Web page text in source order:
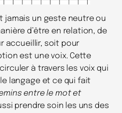
jamais un geste neutre ou
d’être en relation, de
accueillir, soit pour
est une voix. Cette
à travers les voix qui
langage et ce qui fait
entre le mot et
prendre soin les uns des